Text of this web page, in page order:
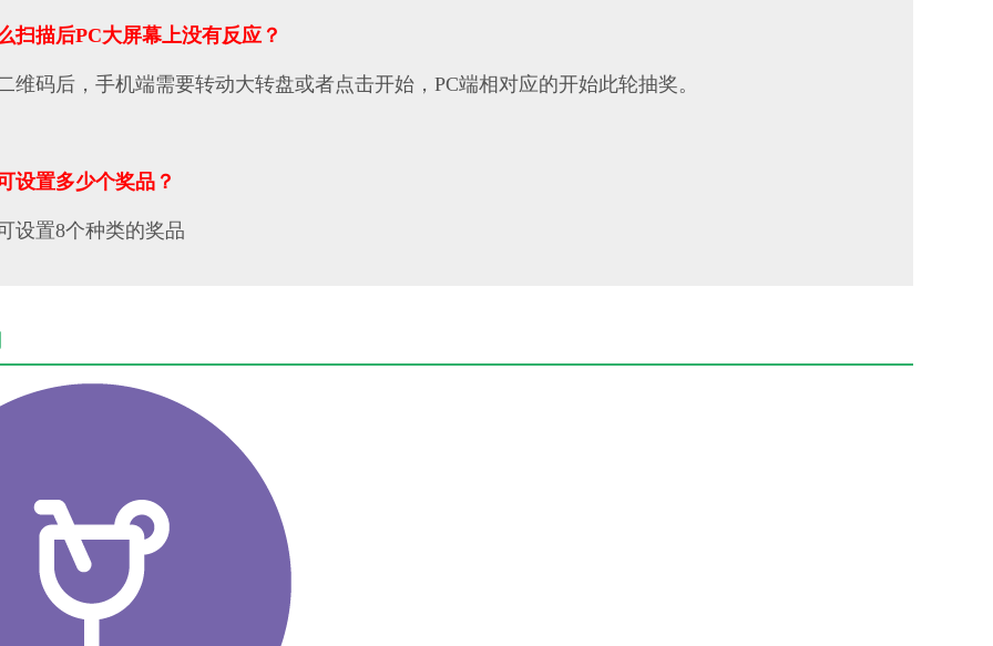
扫描后PC大屏幕上没有反应？
维码后，手机端需要转动大转盘或者点击开始，PC端相对应的开始此轮抽奖。
设置多少个奖品？
设置8个种类的奖品